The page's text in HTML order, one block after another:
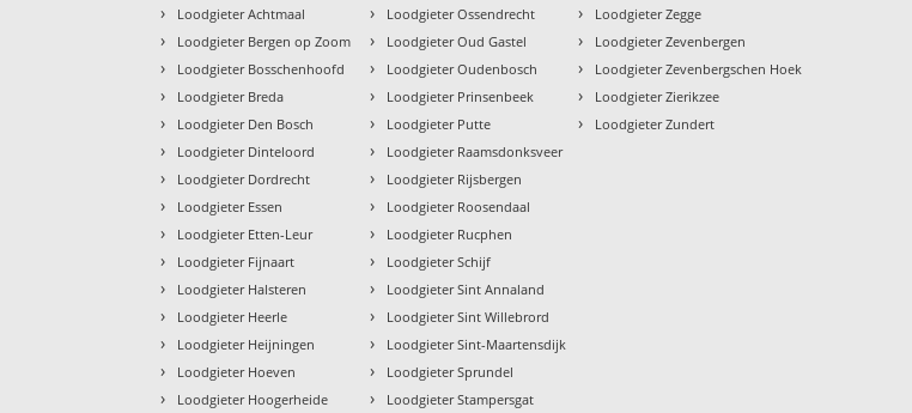
› Loodgieter Achtmaal
› Loodgieter Bergen op Zoom
› Loodgieter Bosschenhoofd
› Loodgieter Breda
› Loodgieter Den Bosch
› Loodgieter Dinteloord
› Loodgieter Dordrecht
› Loodgieter Essen
› Loodgieter Etten-Leur
› Loodgieter Fijnaart
› Loodgieter Halsteren
› Loodgieter Heerle
› Loodgieter Heijningen
› Loodgieter Hoeven
› Loodgieter Hoogerheide
› Loodgieter Ossendrecht
› Loodgieter Oud Gastel
› Loodgieter Oudenbosch
› Loodgieter Prinsenbeek
› Loodgieter Putte
› Loodgieter Raamsdonksveer
› Loodgieter Rijsbergen
› Loodgieter Roosendaal
› Loodgieter Rucphen
› Loodgieter Schijf
› Loodgieter Sint Annaland
› Loodgieter Sint Willebrord
› Loodgieter Sint-Maartensdijk
› Loodgieter Sprundel
› Loodgieter Stampersgat
› Loodgieter Zegge
› Loodgieter Zevenbergen
› Loodgieter Zevenbergschen Hoek
› Loodgieter Zierikzee
› Loodgieter Zundert